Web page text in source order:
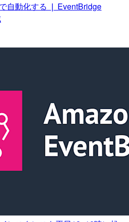
自動化する ❘ EventBridge